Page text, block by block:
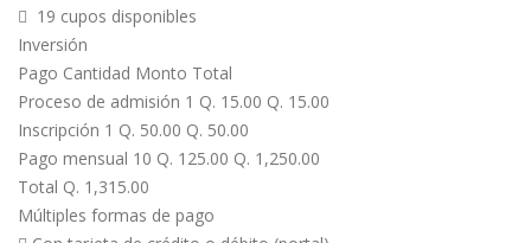
 19 cupos disponibles
Inversión
Pago Cantidad Monto Total
Proceso de admisión 1 Q. 15.00 Q. 15.00
Inscripción 1 Q. 50.00 Q. 50.00
Pago mensual 10 Q. 125.00 Q. 1,250.00
Total Q. 1,315.00
Múltiples formas de pago